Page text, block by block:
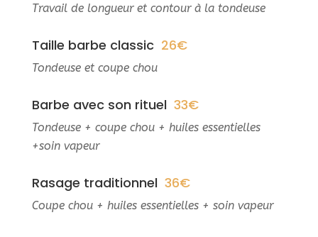
Travail de longueur et contour à la tondeuse
Taille barbe classic 26€
Tondeuse et coupe chou
Barbe avec son rituel 33€
Tondeuse + coupe chou + huiles essentielles
+soin vapeur
Rasage traditionnel 36€
Coupe chou + huiles essentielles + soin vapeur